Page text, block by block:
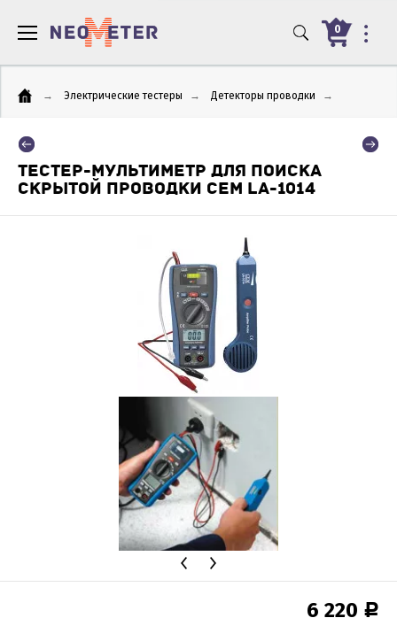
0
→ Электрические тестеры → Детекторы проводки →
ТЕСТЕР-МУЛЬТИМЕТР ДЛЯ ПОИСКА
СКРЫТОЙ ПРОВОДКИ CEM LA-1014
6 220 Р